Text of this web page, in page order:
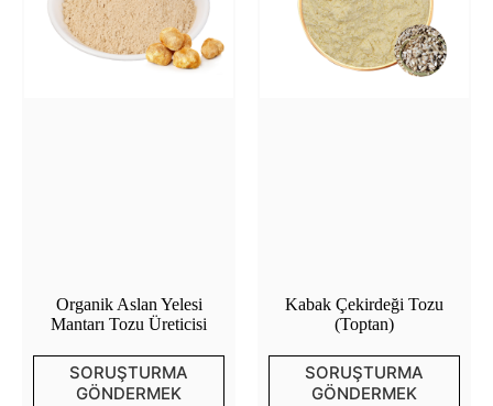
Organik Aslan Yelesi
Mantarı Tozu Üreticisi
SORUŞTURMA
GÖNDERMEK
Kabak Çekirdeği Tozu
(Toptan)
SORUŞTURMA
GÖNDERMEK